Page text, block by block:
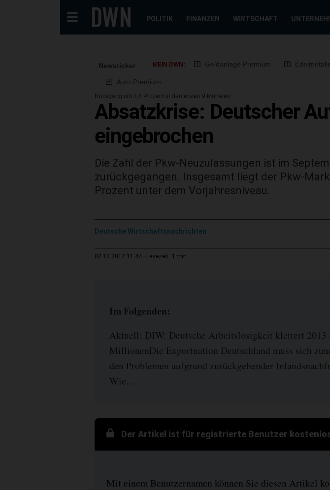
POLITIK FINANZEN WIRTSCHAFT
Newsticker MEIN DWN: Geldanlage Premium
Auto Premium
Rückgang um 1,8 Prozent in den ersten 9 Monaten
Absatzkrise: Deutscher
eingebrochen
Die Zahl der Pkw-Neuzulassungen ist im
zurückgegangen. Insgesamt liegt der Pkw-
Prozent unter dem Vorjahresniveau.
Deutsche Wirtschaftsnachrichten
02.10.2012 11:44 Lesezeit: 1 min
Im Folgenden:
Aktuell: DIW: Deutsche Arbeitslosigkeit klettert 2013
MillionenDie Exportnation Deutschland muss sich
den Problemen aufgrund zurückgehender
Wie...
Der Artikel ist für registrierte Benutzer
Mit einem Benutzernamen können Sie diesen Artikel